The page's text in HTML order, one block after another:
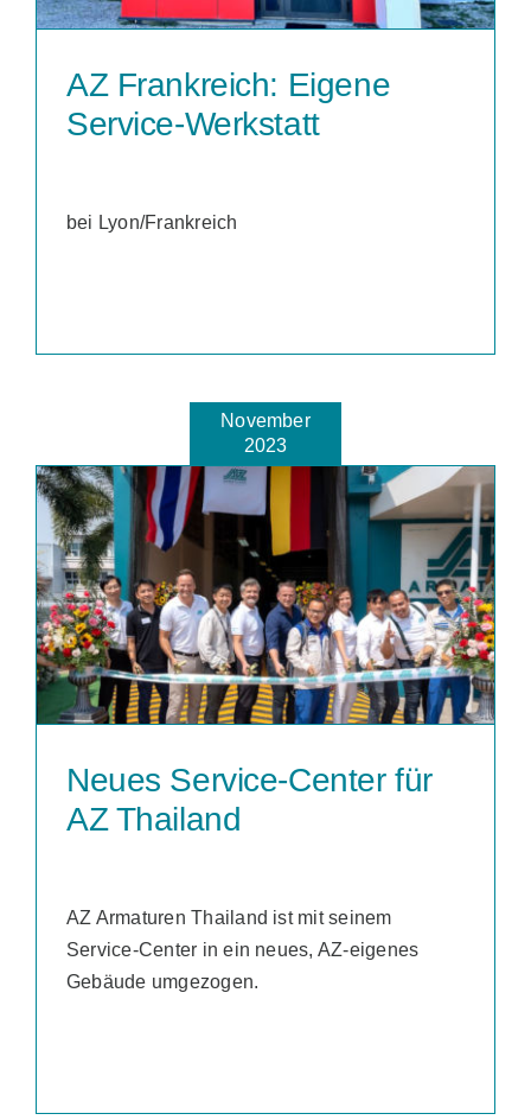
AZ Frankreich: Eigene
Service-Werkstatt
bei Lyon/Frankreich
November
2023
Neues Service-Center für
AZ Thailand
AZ Armaturen Thailand ist mit seinem
Service-Center in ein neues, AZ-eigenes
Gebäude umgezogen.